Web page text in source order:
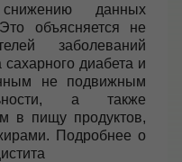
данных
объясняется не
заболеваний
диабета и
не подвижным
а также
в пищу продуктов,
Подробнее о